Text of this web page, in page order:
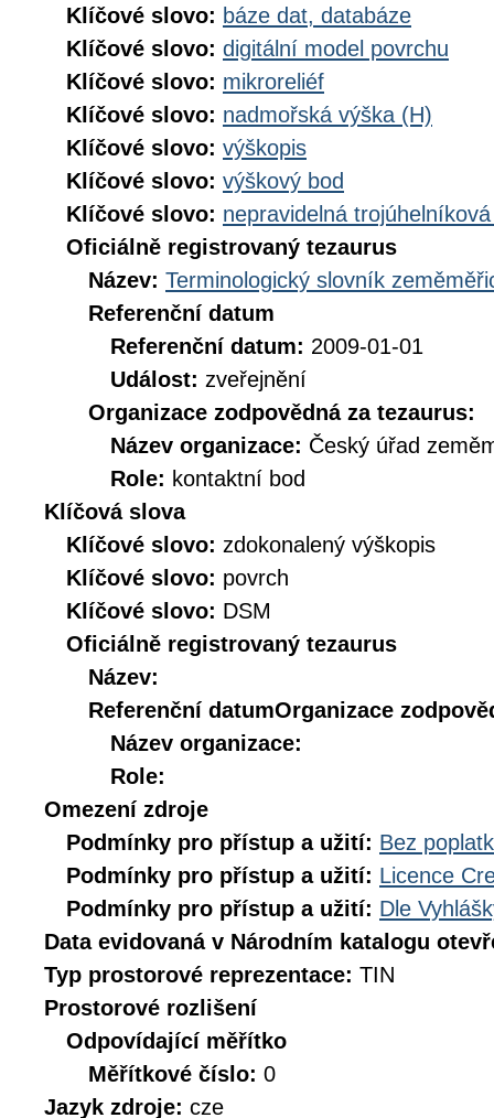
Klíčové slovo: báze dat, databáze
Klíčové slovo: digitální model povrchu
Klíčové slovo: mikroreliéf
Klíčové slovo: nadmořská výška (H)
Klíčové slovo: výškopis
Klíčové slovo: výškový bod
Klíčové slovo: nepravidelná
Oficiálně registrovaný tezaurus
Název: Terminologický slovník
Referenční datum
Referenční datum: 2009-01-01
Událost: zveřejnění
Organizace zodpovědná za tezaurus:
Název organizace: Český úřad
Role: kontaktní bod
Klíčová slova
Klíčové slovo: zdokonalený výškopis
Klíčové slovo: povrch
Klíčové slovo: DSM
Oficiálně registrovaný tezaurus
Název:
Referenční datumOrganizace
Název organizace:
Role:
Omezení zdroje
Podmínky pro přístup a užití: Bez
Podmínky pro přístup a užití: Licence
Podmínky pro přístup a užití: Dle
Data evidovaná v Národním katalogu
Typ prostorové reprezentace: TIN
Prostorové rozlišení
Odpovídající měřítko
Měřítkové číslo: 0
Jazyk zdroje: cze